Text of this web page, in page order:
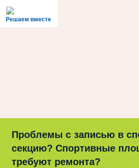
Решаем вместе
Проблемы с записью в
секцию? Спортивные
требуют ремонта?